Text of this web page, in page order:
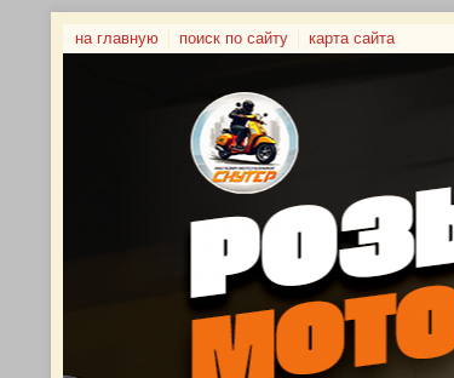
на главную поиск по сайту карта сайта